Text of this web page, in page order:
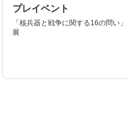
プレイベント
「核兵器と戦争に関する16の問い」
展